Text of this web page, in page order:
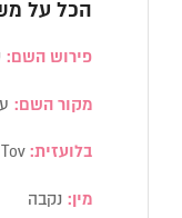
הכל על
פירוש השם:
מקור השם:
בלועזית: Mazal Tov
מין: נקבה